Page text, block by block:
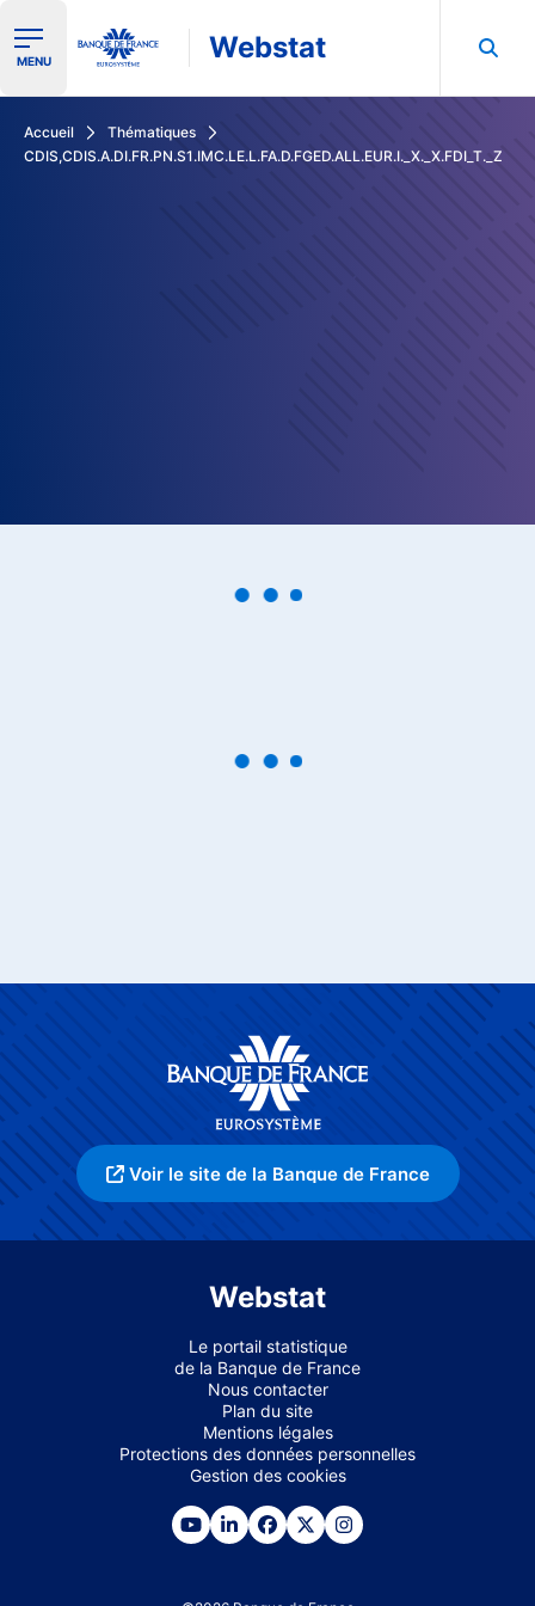
Ouvrir le menu de navigation
MENU Webstat
Accueil
Thématiques
CDIS,CDIS.A.DI.FR.PN.S1.IMC.LE.L.FA.D.FGED.ALL.EUR.I._X._X.FDI_T._Z
Voir le site de la Banque de France
Webstat
Le portail statistique
de la Banque de France
Nous contacter
Plan du site
Mentions légales
Protections des données personnelles
Gestion des cookies